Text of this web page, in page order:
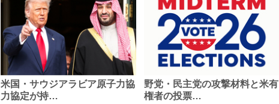
米国・サウジアラビア原子力協
力協定が持…
野党・民主党の攻撃材料と米有
権者の投票…